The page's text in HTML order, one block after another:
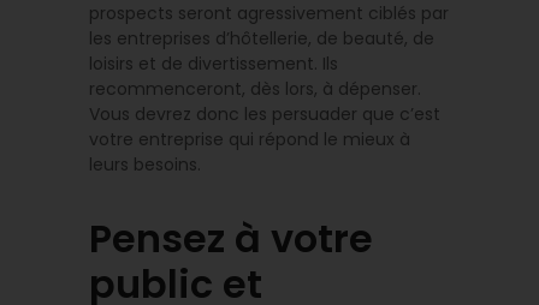
prospects seront agressivement ciblés par
les entreprises d’hôtellerie, de beauté, de
loisirs et de divertissement. Ils
recommenceront, dès lors, à dépenser.
Vous devrez donc les persuader que c’est
votre entreprise qui répond le mieux à
leurs besoins.
Pensez à votre
public et